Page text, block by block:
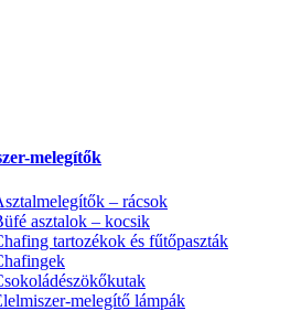
melegítők
– rácsok
asztalok – kocsik
tartozékok és fűtőpaszták
melegítő lámpák